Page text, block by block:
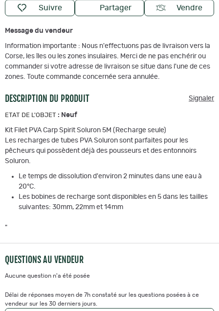
Suivre Partager Vendre
Message du vendeur
Information importante : Nous n'effectuons pas de livraison vers la
Corse, les îles ou les zones insulaires. Merci de ne pas enchérir ou
commander si votre adresse de livraison se situe dans l'une de ces
zones. Toute commande concernée sera annulée.
DESCRIPTION DU PRODUIT Signaler
ETAT DE L'OBJET : Neuf
Kit Filet PVA Carp Spirit Soluron 5M (Recharge seule)
Les recharges de tubes PVA Soluron sont parfaites pour les
pêcheurs qui possèdent déjà des pousseurs et des entonnoirs
Soluron.
Le temps de dissolution d'environ 2 minutes dans une eau à
20°C.
Les bobines de recharge sont disponibles en 5 dans les tailles
suivantes: 30mm, 22mm et 14mm
"
QUESTIONS AU VENDEUR
Aucune question n'a été posée
Délai de réponses moyen de 7h constaté sur les questions posées à ce
vendeur sur les 30 derniers jours.